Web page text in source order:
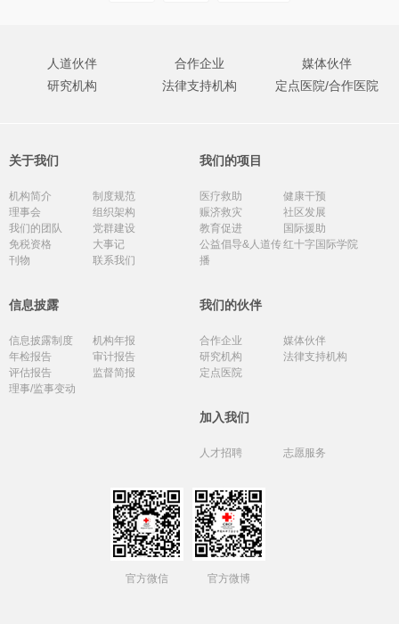
人道伙伴 合作企业
媒体伙伴
研究机构
法律支持机构 定点医院/合作医院
关于我们
机构简介
制度规范
理事会
组织架构
我们的团队
党群建设
免税资格
大事记
刊物
联系我们
我们的项目
医疗救助
健康干预
赈济救灾
社区发展
教育促进
国际援助
公益倡导&人道传
播
红十字国际学院
信息披露
信息披露制度
机构年报
年检报告
审计报告
评估报告
监督简报
理事/监事变动
我们的伙伴
合作企业
媒体伙伴
研究机构
法律支持机构
定点医院
加入我们
人才招聘 志愿服务
官方微信 官方微博